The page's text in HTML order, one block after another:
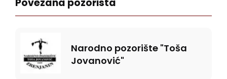
Povezana pozorista
Narodno pozorište "Toša
Jovanović"